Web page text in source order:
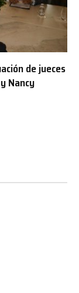
de jueces
Nancy